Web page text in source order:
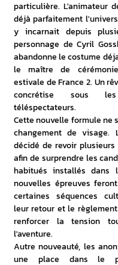
particulière. L'animateur
déjà parfaitement
y incarnait depuis
personnage de Cyril
abandonne le costume
le maître de
estivale de France 2. Un
concrétise sous
téléspectateurs.
Cette nouvelle formule ne
changement de visage.
décidé de revoir
afin de surprendre les
habitués installés dans
nouvelles épreuves
certaines séquences
leur retour et le
renforcer la tension
l'aventure.
Autre nouveauté, les
une place dans le